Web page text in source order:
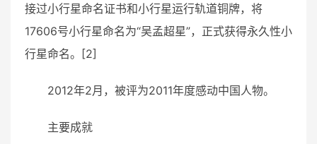
接过小行星命名证书和小行星运行轨道铜牌，将
17606号小行星命名为“吴孟超星”，正式获得永久性小
行星命名。[2]
2012年2月，被评为2011年度感动中国人物。
主要成就